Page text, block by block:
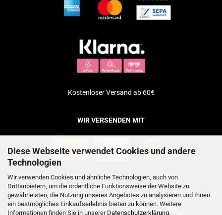
Diese Webseite verwendet Cookies und andere
Technologien
Wir verwenden Cookies und ähnliche Technologien, auch von
Drittanbietern, um die ordentliche Funktionsweise der Website zu
gewährleisten, die Nutzung unseres Angebotes zu analysieren und Ihnen
ein bestmögliches Einkaufserlebnis bieten zu können. Weitere
Informationen finden Sie in unserer Datenschutzerklärung.
Kostenloser Versand ab 60€
WIR VERSENDEN MIT
SICHERHEIT